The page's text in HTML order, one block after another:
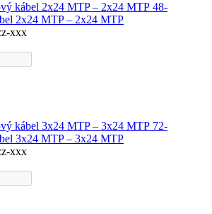
48-
2x24 MTP – 2x24 MTP
xxx
72-
3x24 MTP – 3x24 MTP
xxx